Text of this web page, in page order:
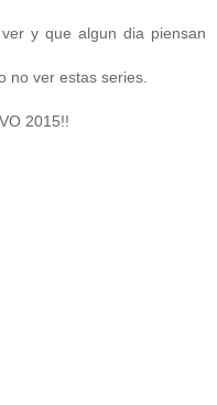
y que algun dia piensan
no ver estas series.
2015!!